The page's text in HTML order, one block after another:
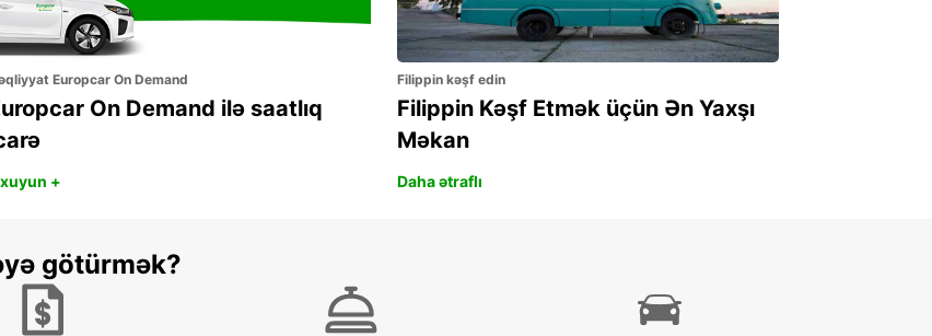
Europcar On Demand
On Demand ilə saatlıq
+
Filippin kəşf edin
Filippin Kəşf Etmək üçün Ən Yaxşı
Məkan
Daha ətraflı
götürmək?